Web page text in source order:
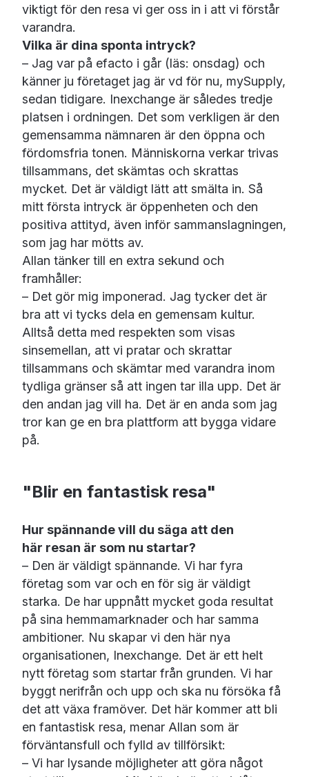
viktigt för den resa vi ger oss in i att vi förstår
varandra.
Vilka är dina sponta intryck?
– Jag var på efacto i går (läs: onsdag) och
känner ju företaget jag är vd för nu, mySupply,
sedan tidigare. Inexchange är således tredje
platsen i ordningen. Det som verkligen är den
gemensamma nämnaren är den öppna och
fördomsfria tonen. Människorna verkar trivas
tillsammans, det skämtas och skrattas
mycket. Det är väldigt lätt att smälta in. Så
mitt första intryck är öppenheten och den
positiva attityd, även inför sammanslagningen,
som jag har mötts av.
Allan tänker till en extra sekund och
framhåller:
– Det gör mig imponerad. Jag tycker det är
bra att vi tycks dela en gemensam kultur.
Alltså detta med respekten som visas
sinsemellan, att vi pratar och skrattar
tillsammans och skämtar med varandra inom
tydliga gränser så att ingen tar illa upp. Det är
den andan jag vill ha. Det är en anda som jag
tror kan ge en bra plattform att bygga vidare
på.
"Blir en fantastisk resa"
Hur spännande vill du säga att den
här resan är som nu startar?
– Den är väldigt spännande. Vi har fyra
företag som var och en för sig är väldigt
starka. De har uppnått mycket goda resultat
på sina hemmamarknader och har samma
ambitioner. Nu skapar vi den här nya
organisationen, Inexchange. Det är ett helt
nytt företag som startar från grunden. Vi har
byggt nerifrån och upp och ska nu försöka få
det att växa framöver. Det här kommer att bli
en fantastisk resa, menar Allan som är
förväntansfull och fylld av tillförsikt:
– Vi har lysande möjligheter att göra något